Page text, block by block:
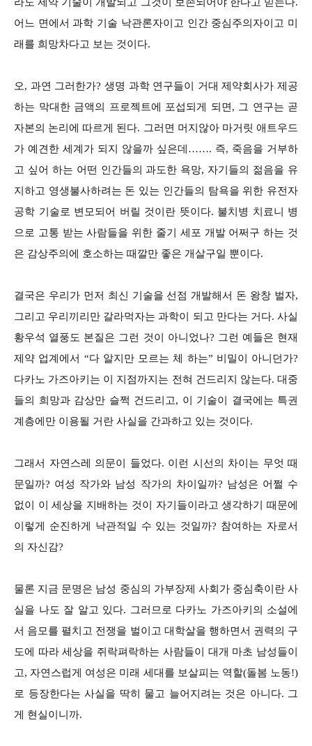
어느 면에서 과학 기술 낙관론자이고 인간 중심주의자이고 미
래를 희망차다고 보는 것이다.
오, 과연 그러한가? 생명 과학 연구들이 거대 제약회사가 제공
하는 막대한 금액의 프로젝트에 포섭되게 되면, 그 연구는 곧
자본의 논리에 따르게 된다. 그러면 머지않아 마거릿 애트우드
가 예견한 세계가 되지 않을까 싶은데……. 즉, 죽음을 거부하
고 싶어 하는 어떤 인간들의 과도한 욕망, 자기들의 젊음을 유
지하고 영생불사하려는 돈 있는 인간들의 탐욕을 위한 유전자
공학 기술로 변모되어 버릴 것이란 뜻이다. 불치병 치료니 병
으로 고통 받는 사람들을 위한 줄기 세포 개발 어쩌구 하는 것
은 감상주의에 호소하는 때깔만 좋은 개살구일 뿐이다.
결국은 우리가 먼저 최신 기술을 선점 개발해서 돈 왕창 벌자,
그리고 우리끼리만 갈라먹자는 과학이 되고 만다는 거다. 사실
황우석 열풍도 본질은 그런 것이 아니었나? 그런 예들은 현재
제약 업계에서 “다 알지만 모르는 체 하는” 비밀이 아니던가?
다카노 가즈아키는 이 지점까지는 전혀 건드리지 않는다. 대중
들의 희망과 감상만 슬쩍 건드리고, 이 기술이 결국에는 특권
계층에만 이용될 거란 사실을 간과하고 있는 것이다.
그래서 자연스레 의문이 들었다. 이런 시선의 차이는 무엇 때
문일까? 여성 작가와 남성 작가의 차이일까? 남성은 어쩔 수
없이 이 세상을 지배하는 것이 자기들이라고 생각하기 때문에
이렇게 순진하게 낙관적일 수 있는 것일까? 참여하는 자로서
의 자신감?
물론 지금 문명은 남성 중심의 가부장제 사회가 중심축이란 사
실을 나도 잘 알고 있다. 그러므로 다카노 가즈아키의 소설에
서 음모를 펼치고 전쟁을 벌이고 대학살을 행하면서 권력의 구
도에 따라 세상을 쥐락펴락하는 사람들이 대개 마초 남성들이
고, 자연스럽게 여성은 미래 세대를 보살피는 역할(돌봄 노동!)
로 등장한다는 사실을 딱히 물고 늘어지려는 것은 아니다. 그
게 현실이니까.